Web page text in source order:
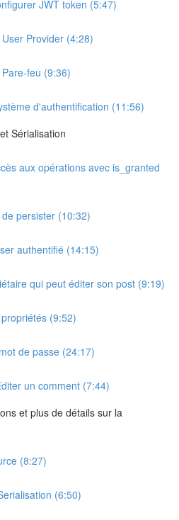
JWT token (5:47)
Provider (4:28)
feu (9:36)
d'authentification (11:56)
Sérialisation
aux opérations avec is_granted
persister (10:32)
authentifié (14:15)
qui peut éditer son post (9:19)
(9:52)
de passe (24:17)
un comment (7:44)
et plus de détails sur la
(8:27)
(6:50)